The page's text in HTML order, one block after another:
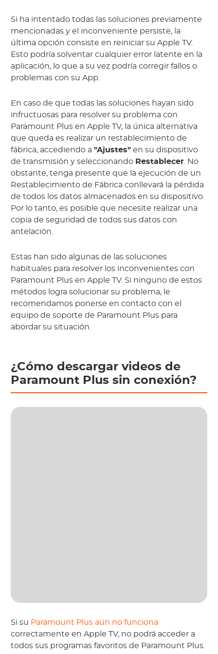
Si ha intentado todas las soluciones previamente
mencionadas y el inconveniente persiste, la
última opción consiste en reiniciar su Apple TV.
Esto podría solventar cualquier error latente en la
aplicación, lo que a su vez podría corregir fallos o
problemas con su App.
En caso de que todas las soluciones hayan sido
infructuosas para resolver su problema con
Paramount Plus en Apple TV, la única alternativa
que queda es realizar un restablecimiento de
fábrica, accediendo a"Ajustes" en su dispositivo
de transmisión y seleccionando Restablecer . No
obstante, tenga presente que la ejecución de un
Restablecimiento de Fábrica conllevará la pérdida
de todos los datos almacenados en su dispositivo.
Por lo tanto, es posible que necesite realizar una
copia de seguridad de todos sus datos con
antelación.
Estas han sido algunas de las soluciones
habituales para resolver los inconvenientes con
Paramount Plus en Apple TV. Si ninguno de estos
métodos logra solucionar su problema, le
recomendamos ponerse en contacto con el
equipo de soporte de Paramount Plus para
abordar su situación.
¿Cómo descargar videos de
Paramount Plus sin conexión?
Si su Paramount Plus aún no funciona
correctamente en Apple TV, no podrá acceder a
todos sus programas favoritos de Paramount Plus.